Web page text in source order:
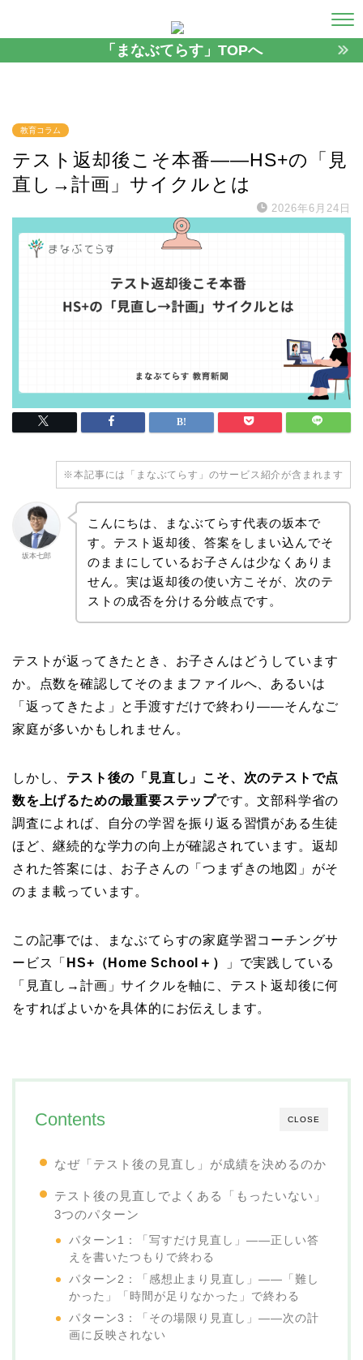
「まなぶてらす」TOPへ
教育コラム
テスト返却後こそ本番——HS+の「見
直し→計画」サイクルとは
2026年6月24日
※本記事には「まなぶてらす」のサービス紹介が含まれます
坂本七郎
こんにちは、まなぶてらす代表の坂本で
す。テスト返却後、答案をしまい込んでそ
のままにしているお子さんは少なくありま
せん。実は返却後の使い方こそが、次のテ
ストの成否を分ける分岐点です。
テストが返ってきたとき、お子さんはどうしています
か。点数を確認してそのままファイルへ、あるいは
「返ってきたよ」と手渡すだけで終わり——そんなご
家庭が多いかもしれません。
しかし、 テスト後の「見直し」こそ、次のテストで点
数を上げるための最重要ステップです。文部科学省の
調査によれば、自分の学習を振り返る習慣がある生徒
ほど、継続的な学力の向上が確認されています。返却
された答案には、お子さんの「つまずきの地図」がそ
のまま載っています。
この記事では、まなぶてらすの家庭学習コーチングサ
ービス「 HS+（Home School＋）
」で実践している
「見直し→計画」サイクルを軸に、テスト返却後に何
をすればよいかを具体的にお伝えします。
CLOSE
Contents
なぜ「テスト後の見直し」が成績を決めるのか
テスト後の見直しでよくある「もったいない」
3つのパターン
パターン1：「写すだけ見直し」——正しい答
えを書いたつもりで終わる
パターン2：「感想止まり見直し」——「難し
かった」「時間が足りなかった」で終わる
パターン3：「その場限り見直し」——次の計
画に反映されない